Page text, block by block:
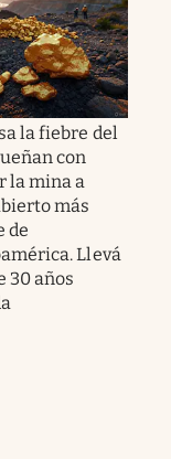
la fiebre del
con
la mina a
más
de
Llevá
30 años